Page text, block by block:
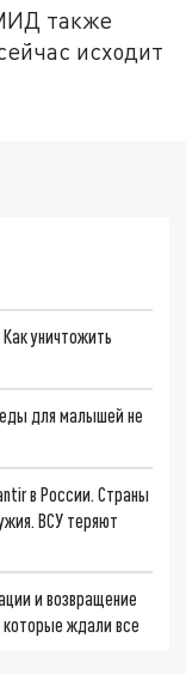
также
исходит
уничтожить
для малышей не
в России. Страны
ВСУ теряют
и возвращение
ждали все